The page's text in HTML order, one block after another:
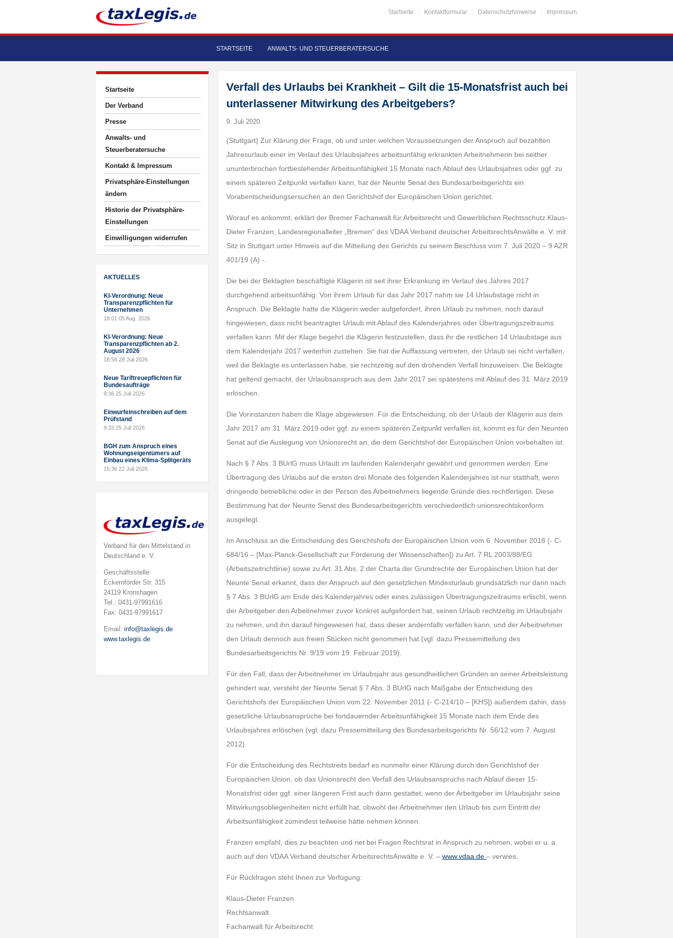
Startseite Kontaktformular Datenschutzhinweise Impressum
STARTSEITE ANWALTS- UND STEUERBERATERSUCHE
Startseite
Der Verband
Presse
Anwalts- und
Steuerberatersuche
Kontakt & Impressum
Privatsphäre-Einstellungen
ändern
Historie der Privatsphäre-
Einstellungen
Einwilligungen widerrufen
AKTUELLES
KI-Verordnung: Neue
Transparenzpflichten für
Unternehmen
18:01 05 Aug. 2026
KI-Verordnung: Neue
Transparenzpflichten ab 2.
August 2026
18:56 28 Juli 2026
Neue Tariftreuepflichten für
Bundesaufträge
9:36 25 Juli 2026
Einwurfeinschreiben auf dem
Prüfstand
9:33 25 Juli 2026
BGH zum Anspruch eines
Wohnungseigentümers auf
Einbau eines Klima-Splitgeräts
15:36 22 Juli 2026
Verband für den Mittelstand in
Deutschland e. V.
Geschäftsstelle:
Eckernförder Str. 315
24119 Kronshagen
Tel.: 0431-97991616
Fax: 0431-97991617
Email: info@taxlegis.de
www.taxlegis.de
Verfall des Urlaubs bei Krankheit – Gilt die 15-Monatsfrist auch bei
unterlassener Mitwirkung des Arbeitgebers?
9. Juli 2020
(Stuttgart) Zur Klärung der Frage, ob und unter welchen Voraussetzungen der Anspruch auf bezahlten
Jahresurlaub einer im Verlauf des Urlaubsjahres arbeitsunfähig erkrankten Arbeitnehmerin bei seither
ununterbrochen fortbestehender Arbeitsunfähigkeit 15 Monate nach Ablauf des Urlaubsjahres oder ggf. zu
einem späteren Zeitpunkt verfallen kann, hat der Neunte Senat des Bundesarbeitsgerichts ein
Vorabentscheidungsersuchen an den Gerichtshof der Europäischen Union gerichtet.
Worauf es ankommt, erklärt der Bremer Fachanwalt für Arbeitsrecht und Gewerblichen Rechtsschutz Klaus-
Dieter Franzen, Landesregionalleiter „Bremen“ des VDAA Verband deutscher ArbeitsrechtsAnwälte e. V. mit
Sitz in Stuttgart unter Hinweis auf die Mitteilung des Gerichts zu seinem Beschluss vom 7. Juli 2020 – 9 AZR
401/19 (A) -.
Die bei der Beklagten beschäftigte Klägerin ist seit ihrer Erkrankung im Verlauf des Jahres 2017
durchgehend arbeitsunfähig. Von ihrem Urlaub für das Jahr 2017 nahm sie 14 Urlaubstage nicht in
Anspruch. Die Beklagte hatte die Klägerin weder aufgefordert, ihren Urlaub zu nehmen, noch darauf
hingewiesen, dass nicht beantragter Urlaub mit Ablauf des Kalenderjahres oder Übertragungszeitraums
verfallen kann. Mit der Klage begehrt die Klägerin festzustellen, dass ihr die restlichen 14 Urlaubstage aus
dem Kalenderjahr 2017 weiterhin zustehen. Sie hat die Auffassung vertreten, der Urlaub sei nicht verfallen,
weil die Beklagte es unterlassen habe, sie rechtzeitig auf den drohenden Verfall hinzuweisen. Die Beklagte
hat geltend gemacht, der Urlaubsanspruch aus dem Jahr 2017 sei spätestens mit Ablauf des 31. März 2019
erloschen.
Die Vorinstanzen haben die Klage abgewiesen. Für die Entscheidung, ob der Urlaub der Klägerin aus dem
Jahr 2017 am 31. März 2019 oder ggf. zu einem späteren Zeitpunkt verfallen ist, kommt es für den Neunten
Senat auf die Auslegung von Unionsrecht an, die dem Gerichtshof der Europäischen Union vorbehalten ist.
Nach § 7 Abs. 3 BUrlG muss Urlaub im laufenden Kalenderjahr gewährt und genommen werden. Eine
Übertragung des Urlaubs auf die ersten drei Monate des folgenden Kalenderjahres ist nur statthaft, wenn
dringende betriebliche oder in der Person des Arbeitnehmers liegende Gründe dies rechtfertigen. Diese
Bestimmung hat der Neunte Senat des Bundesarbeitsgerichts verschiedentlich unionsrechtskonform
ausgelegt.
Im Anschluss an die Entscheidung des Gerichtshofs der Europäischen Union vom 6. November 2018 (- C-
684/16 – [Max-Planck-Gesellschaft zur Förderung der Wissenschaften]) zu Art. 7 RL 2003/88/EG
(Arbeitszeitrichtlinie) sowie zu Art. 31 Abs. 2 der Charta der Grundrechte der Europäischen Union hat der
Neunte Senat erkannt, dass der Anspruch auf den gesetzlichen Mindesturlaub grundsätzlich nur dann nach
§ 7 Abs. 3 BUrlG am Ende des Kalenderjahres oder eines zulässigen Übertragungszeitraums erlischt, wenn
der Arbeitgeber den Arbeitnehmer zuvor konkret aufgefordert hat, seinen Urlaub rechtzeitig im Urlaubsjahr
zu nehmen, und ihn darauf hingewiesen hat, dass dieser andernfalls verfallen kann, und der Arbeitnehmer
den Urlaub dennoch aus freien Stücken nicht genommen hat (vgl. dazu Pressemitteilung des
Bundesarbeitsgerichts Nr. 9/19 vom 19. Februar 2019).
Für den Fall, dass der Arbeitnehmer im Urlaubsjahr aus gesundheitlichen Gründen an seiner Arbeitsleistung
gehindert war, versteht der Neunte Senat § 7 Abs. 3 BUrlG nach Maßgabe der Entscheidung des
Gerichtshofs der Europäischen Union vom 22. November 2011 (- C-214/10 – [KHS]) außerdem dahin, dass
gesetzliche Urlaubsansprüche bei fortdauernder Arbeitsunfähigkeit 15 Monate nach dem Ende des
Urlaubsjahres erlöschen (vgl. dazu Pressemitteilung des Bundesarbeitsgerichts Nr. 56/12 vom 7. August
2012).
Für die Entscheidung des Rechtstreits bedarf es nunmehr einer Klärung durch den Gerichtshof der
Europäischen Union, ob das Unionsrecht den Verfall des Urlaubsanspruchs nach Ablauf dieser 15-
Monatsfrist oder ggf. einer längeren Frist auch dann gestattet, wenn der Arbeitgeber im Urlaubsjahr seine
Mitwirkungsobliegenheiten nicht erfüllt hat, obwohl der Arbeitnehmer den Urlaub bis zum Eintritt der
Arbeitsunfähigkeit zumindest teilweise hätte nehmen können.
Franzen empfahl, dies zu beachten und riet bei Fragen Rechtsrat in Anspruch zu nehmen, wobei er u. a.
auch auf den VDAA Verband deutscher ArbeitsrechtsAnwälte e. V. –www.vdaa.de– verwies.
Für Rückfragen steht Ihnen zur Verfügung:
Klaus-Dieter Franzen
Rechtsanwalt
Fachanwalt für Arbeitsrecht